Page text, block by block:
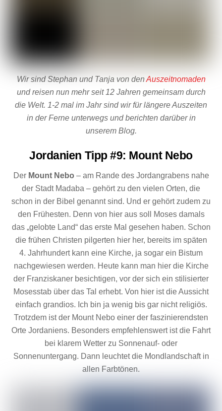
Wir sind Stephan und Tanja von denAuszeitnomaden
und reisen nun mehr seit 12 Jahren gemeinsam durch
die Welt. 1-2 mal im Jahr sind wir für längere Auszeiten
in der Ferne unterwegs und berichten darüber in
unserem Blog.
Jordanien Tipp #9: Mount Nebo
Der Mount Nebo – am Rande des Jordangrabens nahe
der Stadt Madaba – gehört zu den vielen Orten, die
schon in der Bibel genannt sind. Und er gehört zudem zu
den Frühesten. Denn von hier aus soll Moses damals
das „gelobte Land“ das erste Mal gesehen haben. Schon
die frühen Christen pilgerten hier her, bereits im späten
4. Jahrhundert kann eine Kirche, ja sogar ein Bistum
nachgewiesen werden. Heute kann man hier die Kirche
der Franziskaner besichtigen, vor der sich ein stilisierter
Mosesstab über das Tal erhebt. Von hier ist die Aussicht
einfach grandios. Ich bin ja wenig bis gar nicht religiös.
Trotzdem ist der Mount Nebo einer der faszinierendsten
Orte Jordaniens. Besonders empfehlenswert ist die Fahrt
bei klarem Wetter zu Sonnenauf- oder
Sonnenuntergang. Dann leuchtet die Mondlandschaft in
allen Farbtönen.